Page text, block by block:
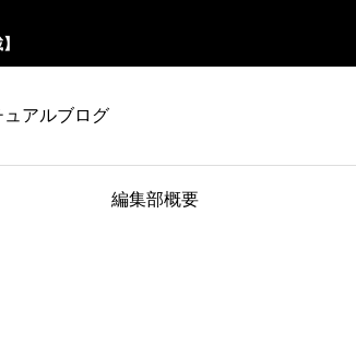
アルブログ
編集部概要